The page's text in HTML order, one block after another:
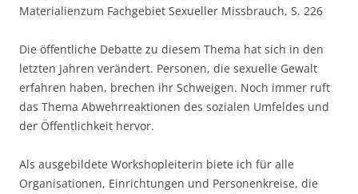
Materialienzum Fachgebiet Sexueller Missbrauch, S. 226
Die öffentliche Debatte zu diesem Thema hat sich in den
letzten Jahren verändert. Personen, die sexuelle Gewalt
erfahren haben, brechen ihr Schweigen. Noch immer ruft
das Thema Abwehrreaktionen des sozialen Umfeldes und
der Öffentlichkeit hervor.
Als ausgebildete Workshopleiterin biete ich für alle
Organisationen, Einrichtungen und Personenkreise, die